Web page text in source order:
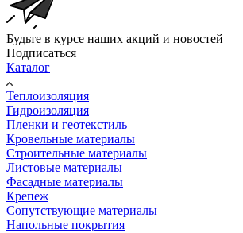
Будьте в курсе наших акций и новостей
Подписаться
Каталог
Теплоизоляция
Гидроизоляция
Пленки и геотекстиль
Кровельные материалы
Строительные материалы
Листовые материалы
Фасадные материалы
Крепеж
Сопутствующие материалы
Напольные покрытия